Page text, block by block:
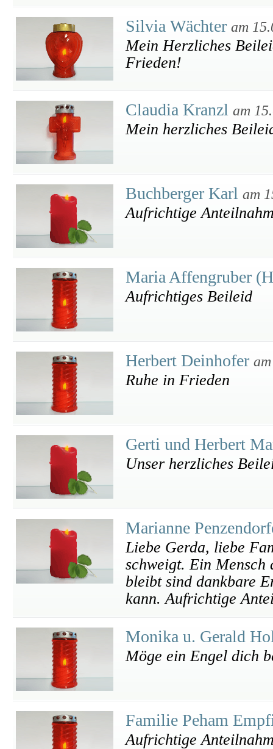
Silvia Wächter am
Mein Herzliches
Frieden!
Claudia Kranzl am
Mein herzliches
Buchberger Karl am
Aufrichtige
Maria Affengruber
Aufrichtiges Beileid
Herbert Deinhofer
Ruhe in Frieden
Gerti und Herbert
Unser herzliches
Marianne
Liebe Gerda, liebe
schweigt. Ein Mensch
bleibt sind dankbare
kann. Aufrichtige
Monika u. Gerald
Möge ein Engel dich
Familie Peham
Aufrichtige